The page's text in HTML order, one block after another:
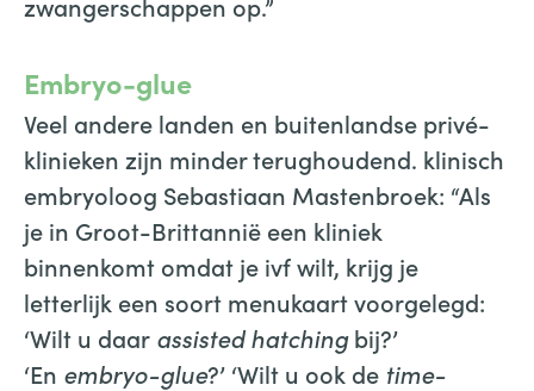
Embryo-glue
Veel andere landen en buitenlandse privé-
klinieken zijn minder terughoudend. klinisch
embryoloog Sebastiaan Mastenbroek: “Als
je in Groot-Brittannië een kliniek
binnenkomt omdat je ivf wilt, krijg je
letterlijk een soort menukaart voorgelegd:
‘Wilt u daar assisted hatchingbij?’
‘En embryo-glue?’ ‘Wilt u ook de time-